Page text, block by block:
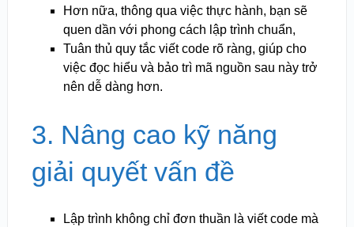
Hơn nữa, thông qua việc thực hành, bạn sẽ
quen dần với phong cách lập trình chuẩn,
Tuân thủ quy tắc viết code rõ ràng, giúp cho
việc đọc hiểu và bảo trì mã nguồn sau này trở
nên dễ dàng hơn.
3. Nâng cao kỹ năng
giải quyết vấn đề
Lập trình không chỉ đơn thuần là viết code mà